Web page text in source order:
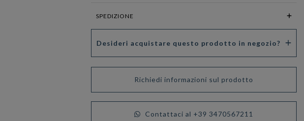
SPEDIZIONE
Desideri acquistare questo prodotto in negozio?
Richiedi informazioni sul prodotto
Contattaci al +39 3470567211